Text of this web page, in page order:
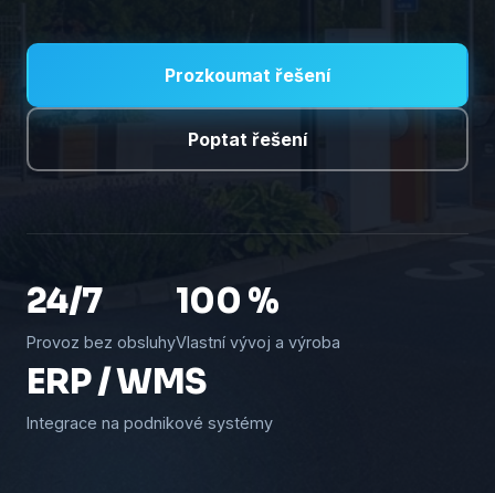
Prozkoumat řešení
Poptat řešení
24/7
Provoz bez obsluhy
100 %
Vlastní vývoj a výroba
ERP / WMS
Integrace na podnikové systémy